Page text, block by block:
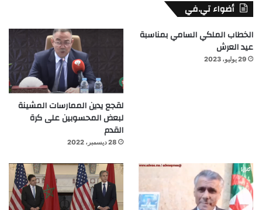
أضواء تي.في
الخطاب الملكي السامي بمناسبة
عيد العرش
29 يوليو، 2023
لقجع يدين الممارسات المشينة
لبعض المحسوبين على كرة
القدم
28 ديسمبر، 2022